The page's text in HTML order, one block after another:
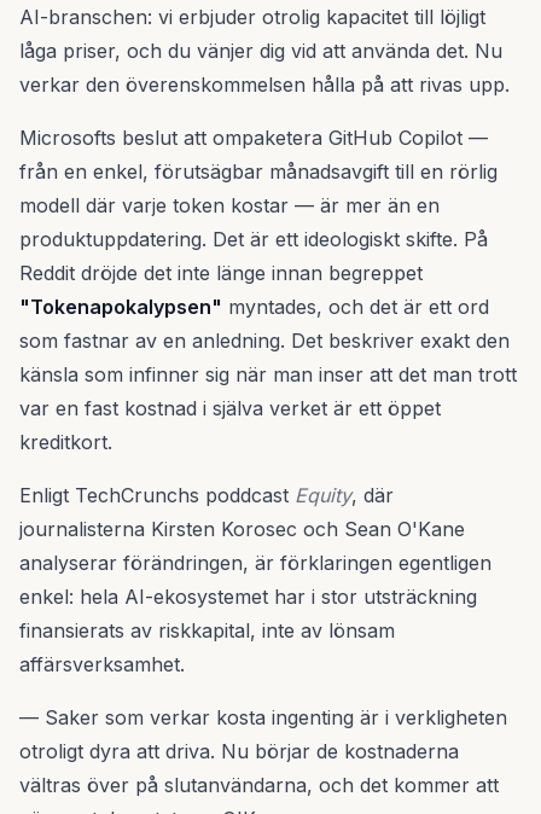
AI-branschen: vi erbjuder otrolig kapacitet till löjligt
låga priser, och du vänjer dig vid att använda det. Nu
verkar den överenskommelsen hålla på att rivas upp.
Microsofts beslut att ompaketera GitHub Copilot —
från en enkel, förutsägbar månadsavgift till en rörlig
modell där varje token kostar — är mer än en
produktuppdatering. Det är ett ideologiskt skifte. På
Reddit dröjde det inte länge innan begreppet
"Tokenapokalypsen" myntades, och det är ett ord
som fastnar av en anledning. Det beskriver exakt den
känsla som infinner sig när man inser att det man trott
var en fast kostnad i själva verket är ett öppet
kreditkort.
Enligt TechCrunchs poddcast Equity, där
journalisterna Kirsten Korosec och Sean O'Kane
analyserar förändringen, är förklaringen egentligen
enkel: hela AI-ekosystemet har i stor utsträckning
finansierats av riskkapital, inte av lönsam
affärsverksamhet.
— Saker som verkar kosta ingenting är i verkligheten
otroligt dyra att driva. Nu börjar de kostnaderna
vältras över på slutanvändarna, och det kommer att